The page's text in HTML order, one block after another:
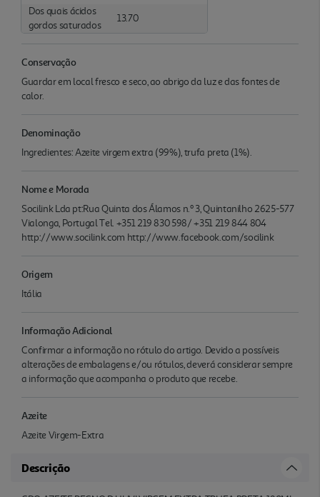
Dos quais ácidos
gordos saturados
13.70
Conservação
Guardar em local fresco e seco, ao abrigo da luz e das fontes de
calor.
Denominação
Ingredientes: Azeite virgem extra (99%), trufa preta (1%).
Nome e Morada
Socilink Lda pt:Rua Quinta dos Álamos n.º 3, Quintanilho 2625-577
Vialonga, Portugal Tel. +351 219 830 598/ +351 219 844 804
http://www.socilink.com http://www.facebook.com/socilink
Origem
Itália
Informação Adicional
Confirmar a informação no rótulo do artigo. Devido a possíveis
alterações de embalagens e/ou rótulos, deverá considerar sempre
a informação que acompanha o produto que recebe.
Azeite
Azeite Virgem-Extra
Descrição